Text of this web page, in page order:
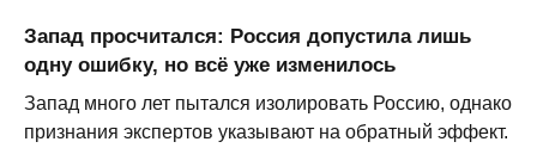
Запад просчитался: Россия допустила лишь
одну ошибку, но всё уже изменилось
Запад много лет пытался изолировать Россию, однако
признания экспертов указывают на обратный эффект.